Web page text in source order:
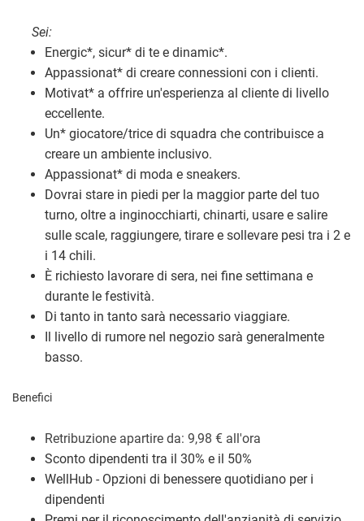
Sei:
Energic*, sicur* di te e dinamic*.
Appassionat* di creare connessioni con i clienti.
Motivat* a offrire un'esperienza al cliente di livello
eccellente.
Un* giocatore/trice di squadra che contribuisce a
creare un ambiente inclusivo.
Appassionat* di moda e sneakers.
Dovrai stare in piedi per la maggior parte del tuo
turno, oltre a inginocchiarti, chinarti, usare e salire
sulle scale, raggiungere, tirare e sollevare pesi tra i 2 e
i 14 chili.
È richiesto lavorare di sera, nei fine settimana e
durante le festività.
Di tanto in tanto sarà necessario viaggiare.
Il livello di rumore nel negozio sarà generalmente
basso.
Benefici
Retribuzione apartire da: 9,98 € all'ora
Sconto dipendenti tra il 30% e il 50%
WellHub - Opzioni di benessere quotidiano per i
dipendenti